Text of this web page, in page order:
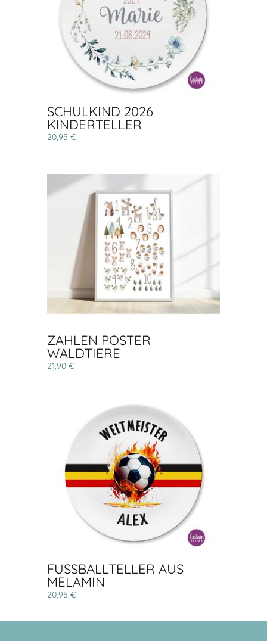
SCHULKIND 2026
KINDERTELLER
20,95 €
ZAHLEN POSTER
WALDTIERE
21,90 €
FUSSBALLTELLER AUS
MELAMIN
20,95 €